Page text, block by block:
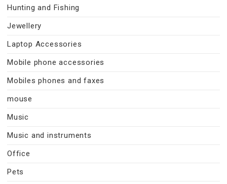
Hunting and Fishing
Jewellery
Laptop Accessories
Mobile phone accessories
Mobiles phones and faxes
mouse
Music
Music and instruments
Office
Pets